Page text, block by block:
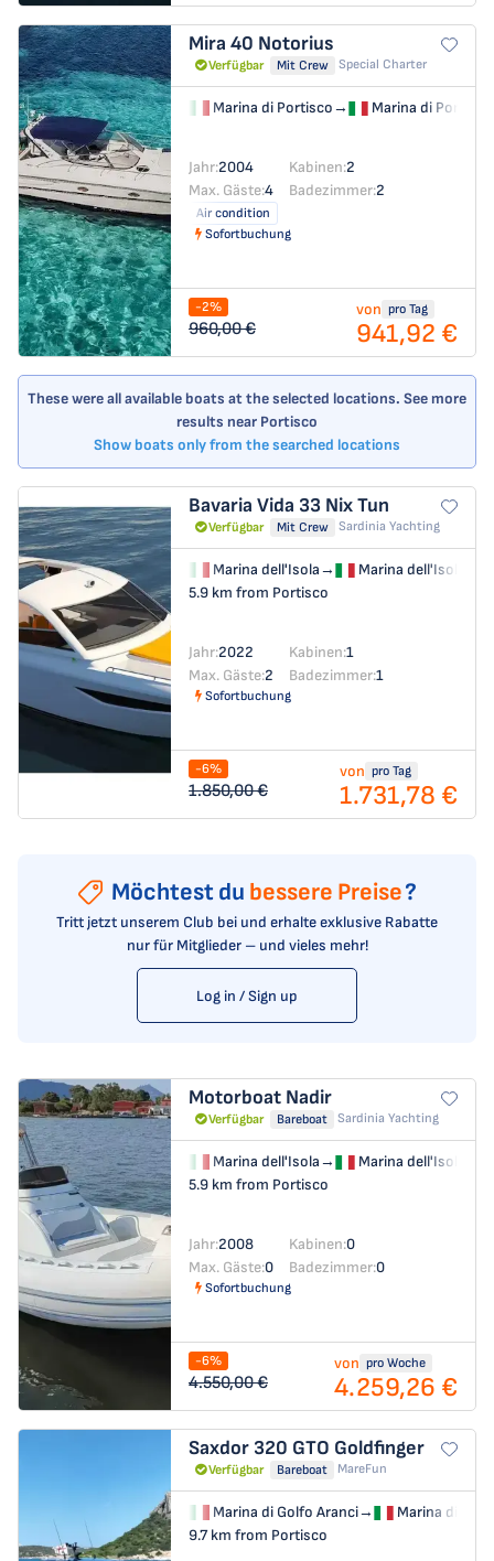
Mira 40 Notorius
Verfügbar Mit Crew Special Charter
Marina di Portisco→ Marina di Portisco
Jahr:2004 Kabinen:2
Max. Gäste:4 Badezimmer:2
Air condition
Sofortbuchung
-2%
960,00 €
von pro Tag
941,92 €
These were all available boats at the selected locations. See more
results near Portisco
Show boats only from the searched locations
Bavaria Vida 33 Nix Tun
Verfügbar Mit Crew Sardinia Yachting
Marina dell'Isola→
Marina dell'Isola
5.9 km from Portisco
Jahr:2022 Kabinen:1
Max. Gäste:2 Badezimmer:1
Sofortbuchung
-6%
1.850,00 €
von pro Tag
1.731,78 €
Möchtest du bessere Preise?
Tritt jetzt unserem Club bei und erhalte exklusive Rabatte
nur für Mitglieder – und vieles mehr!
Log in / Sign up
Motorboat Nadir
Verfügbar Bareboat Sardinia Yachting
Marina dell'Isola→
Marina dell'Isola
5.9 km from Portisco
Jahr:2008 Kabinen:0
Max. Gäste:0 Badezimmer:0
Sofortbuchung
-6%
4.550,00 €
von pro Woche
4.259,26 €
Saxdor 320 GTO Goldfinger
Verfügbar Bareboat MareFun
Marina di Golfo Aranci→
Marina di
9.7 km from Portisco